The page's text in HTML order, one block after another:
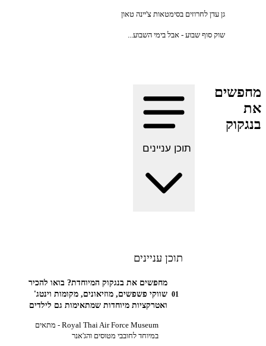
גן עדן לחרוזים בסימטאות צ'יינה טאון
שוק סוף שבוע - אבל בימי השבוע...
תוכן עניינים
תוכן עניינים
מחפשים את בנגקוק המיוחדת? בואו להכיר
שווקי פשפשים, מוזיאונים, מקומות וינטג'
ואטרקציות מיוחדות שמתאימות גם לילדים
Royal Thai Air Force Museum - מתאים
במיוחד לחובבי מטוסים והג'אנר